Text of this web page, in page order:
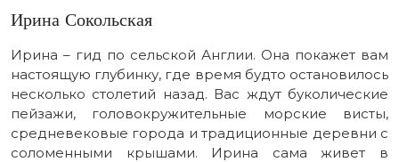
Ирина Сокольская
Ирина – гид по сельской Англии. Она покажет вам
настоящую глубинку, где время будто остановилось
несколько столетий назад. Вас ждут буколические
пейзажи, головокружительные морские висты,
средневековые города и традиционные деревни с
соломенными крышами. Ирина сама живет в